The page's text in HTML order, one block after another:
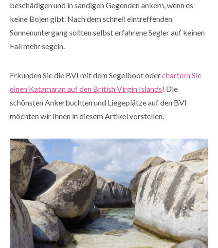
beschädigen und in sandigen Gegenden ankern, wenn es
keine Bojen gibt. Nach dem schnell eintreffenden
Sonnenuntergang sollten selbst erfahrene Segler auf keinen
Fall mehr segeln.
Erkunden Sie die BVI mit dem Segelboot oderchartern Sie
einen Katamaran auf den British Virgin Islands! Die
schönsten Ankerbuchten und Liegeplätze auf den BVI
möchten wir Ihnen in diesem Artikel vorstellen.